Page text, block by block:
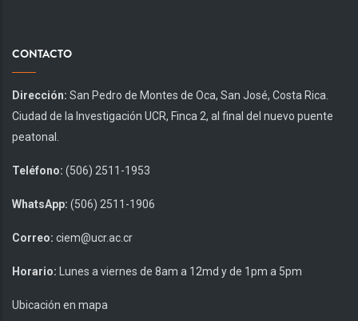
CONTACTO
Dirección: San Pedro de Montes de Oca, San José, Costa Rica.
Ciudad de la Investigación UCR, Finca 2, al final del nuevo puente
peatonal.
Teléfono: (506) 2511-1953
WhatsApp: (506) 2511-1906
Correo: ciem@ucr.ac.cr
Horario: Lunes a viernes de 8am a 12md y de 1pm a 5pm
Ubicación en mapa